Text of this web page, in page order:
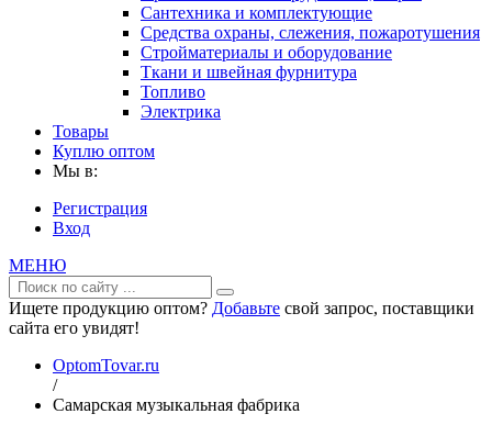
Сантехника и комплектующие
Средства охраны, слежения, пожаротушения
Стройматериалы и оборудование
Ткани и швейная фурнитура
Топливо
Электрика
Товары
Куплю оптом
Мы в:
Регистрация
Вход
МЕНЮ
Ищете продукцию оптом? Добавьте свой запрос, поставщики
сайта его увидят!
OptomTovar.ru
/
Самарская музыкальная фабрика